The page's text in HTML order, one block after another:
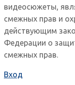
видеосюжеты,
смежных прав и
действующим
Федерации о
смежных прав.
Вход